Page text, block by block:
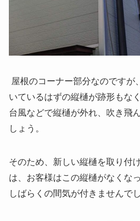
屋根のコーナー部分なのですが
いているはずの縦樋が跡形もな
台風などで縦樋が外れ、吹き飛
しょう。
そのため、新しい縦樋を取り付
は、お客様はこの縦樋がなくな
しばらくの間気が付きませんでし